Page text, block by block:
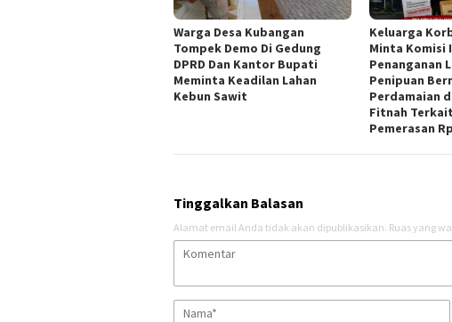
Warga Desa Kubangan
Tompek Demo Di Gedung
DPRD Dan Kantor Bupati
Meminta Keadilan Lahan
Kebun Sawit
Keluarga
Minta Komisi
Penanganan
Penipuan
Perdamaian
Fitnah
Pemerasan
Tinggalkan Balasan
Alamat email Anda tidak akan dipublikasikan. Ruas yang